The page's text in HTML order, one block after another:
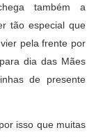
também a
tão especial que
pela frente por
dia das Mães
de presente
isso que muitas